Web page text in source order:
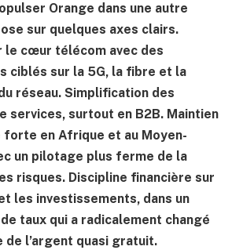
Orange dans une autre
sur quelques axes clairs.
le cœur télécom avec des
ciblés sur la 5G, la fibre et la
réseau. Simplification des
services, surtout en B2B. Maintien
forte en Afrique et au Moyen-
un pilotage plus ferme de la
risques. Discipline financière sur
les investissements, dans un
taux qui a radicalement changé
de l’argent quasi gratuit.